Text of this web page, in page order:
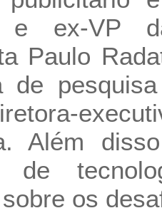
e ex-VP
Paulo
de
Além
de
os